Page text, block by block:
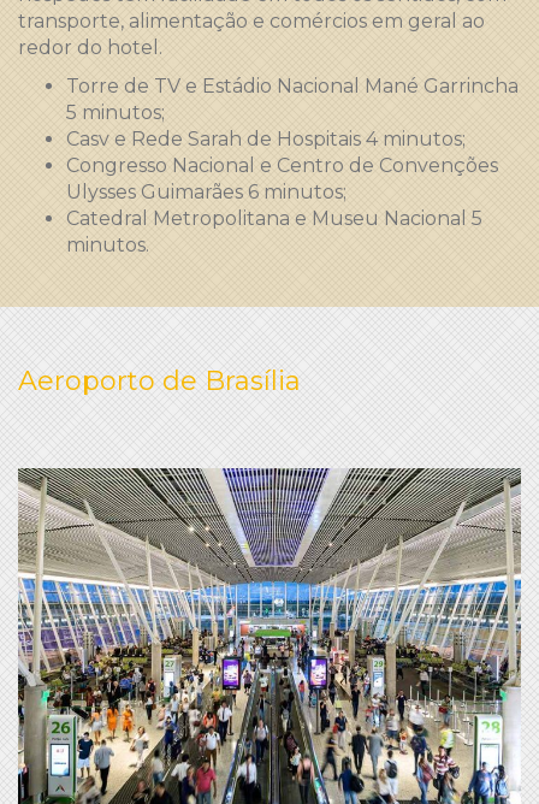
transporte, alimentação e comércios em geral ao
redor do hotel.
Torre de TV e Estádio Nacional Mané Garrincha
5 minutos;
Casv e Rede Sarah de Hospitais 4 minutos;
Congresso Nacional e Centro de Convenções
Ulysses Guimarães 6 minutos;
Catedral Metropolitana e Museu Nacional 5
minutos.
Aeroporto de Brasília